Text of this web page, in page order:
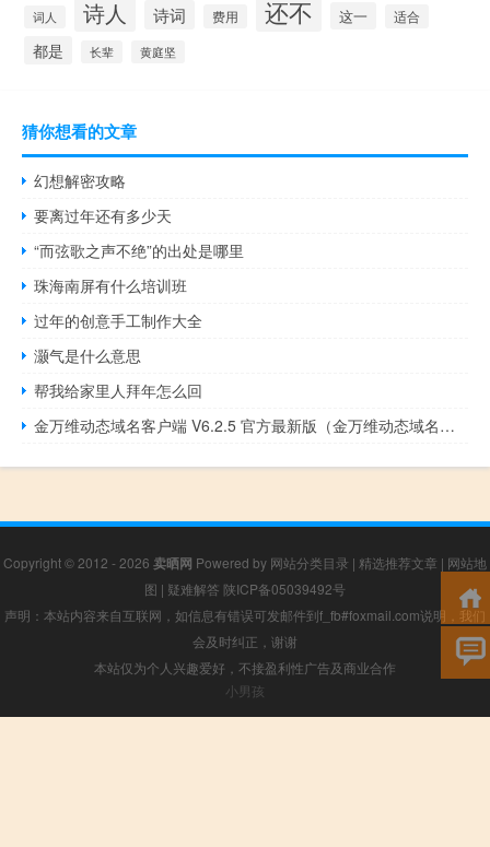
词人 诗人 诗词 费用 还不 这一 适合
都是 长辈 黄庭坚
猜你想看的文章
幻想解密攻略
要离过年还有多少天
“而弦歌之声不绝”的出处是哪里
珠海南屏有什么培训班
过年的创意手工制作大全
灏气是什么意思
帮我给家里人拜年怎么回
金万维动态域名客户端 V6.2.5 官方最新版（金万维动态域名客户端 V6.2.5 官方最新版功能简介）
Copyright © 2012 - 2026 卖晒网 Powered by 网站分类目录 | 精选推荐文章 | 网站地
图 | 疑难解答 陕ICP备05039492号
声明：本站内容来自互联网，如信息有错误可发邮件到f_fb#foxmail.com说明，我们
会及时纠正，谢谢
本站仅为个人兴趣爱好，不接盈利性广告及商业合作
小男孩